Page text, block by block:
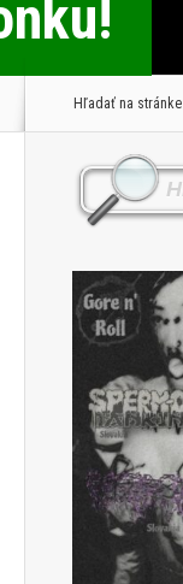
Hľadať na stránke